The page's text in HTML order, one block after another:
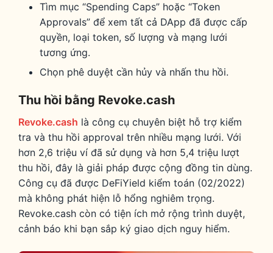
Tìm mục “Spending Caps” hoặc “Token
Approvals” để xem tất cả DApp đã được cấp
quyền, loại token, số lượng và mạng lưới
tương ứng.
Chọn phê duyệt cần hủy và nhấn thu hồi.
Thu hồi bằng Revoke.cash
Revoke.cash là công cụ chuyên biệt hỗ trợ kiểm
tra và thu hồi approval trên nhiều mạng lưới. Với
hơn 2,6 triệu ví đã sử dụng và hơn 5,4 triệu lượt
thu hồi, đây là giải pháp được cộng đồng tin dùng.
Công cụ đã được DeFiYield kiểm toán (02/2022)
mà không phát hiện lỗ hổng nghiêm trọng.
Revoke.cash còn có tiện ích mở rộng trình duyệt,
cảnh báo khi bạn sắp ký giao dịch nguy hiểm.